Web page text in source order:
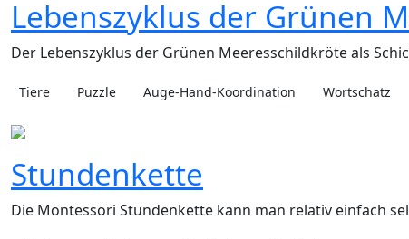
Lebenszyklus der Grünen
Der Lebenszyklus der Grünen Meeresschildkröte als
Tiere Puzzle Auge-Hand-Koordination Wortschatz
Stundenkette
Die Montessori Stundenkette kann man relativ einfach